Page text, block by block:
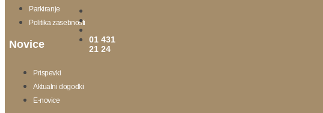
01 431
21 24
Parkiranje
Politika zasebnosti
Novice
Prispevki
Aktualni dogodki
E-novice